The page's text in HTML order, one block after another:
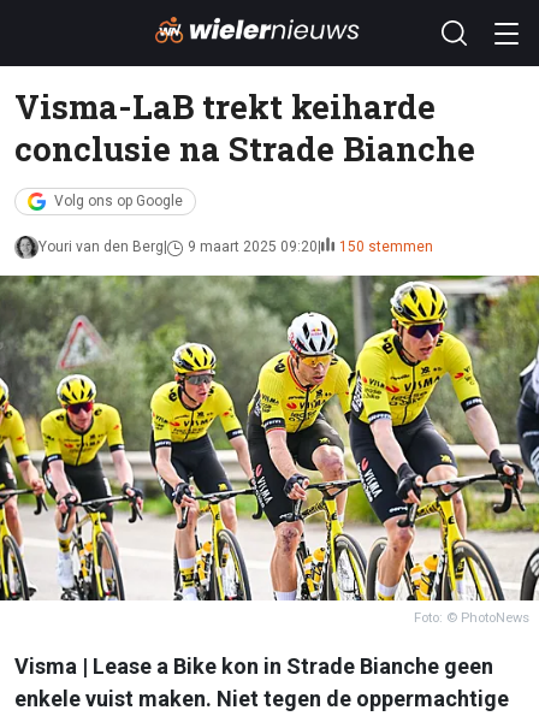
Visma-LaB trekt keiharde
conclusie na Strade Bianche
Volg ons op Google
Youri van den Berg 9 maart 2025 09:20 150 stemmen
Foto: © PhotoNews
Visma | Lease a Bike kon in Strade Bianche geen
enkele vuist maken. Niet tegen de oppermachtige